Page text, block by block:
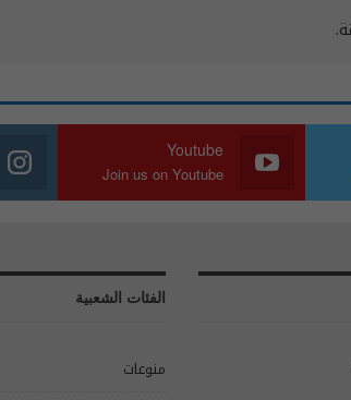
Youtube
Join us on Youtube
الفئات الشعبية
منوعات